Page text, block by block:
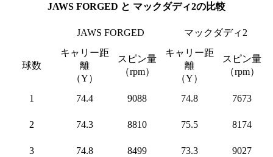
JAWS FORGED と マックダディ2の比較
JAWS FORGED マックダディ2
球数
キャリー距
離
（Y）
スピン量
（rpm）
キャリー距
離
（Y）
スピン量
（rpm）
1 74.4 9088 74.8 7673
2 74.3 8810 75.5 8174
3 74.8 8499 73.3 9027